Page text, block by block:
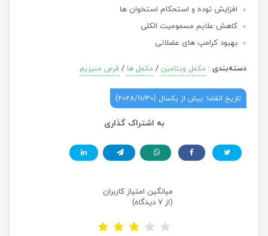
افزایش توده و استحکام استخوان ها
کاهش علایم مسمومیت الکلی
بهبود کرامپ های عضلانی
دسته‌بندی: مکمل ویتامین/ مکمل ها / قرص منیزیم
تاریخ انقضا: بیش از یکسال (2028/11/30)
به اشتراک گذاری
میانگین امتیاز کاربران
(از 7 دیدگاه)